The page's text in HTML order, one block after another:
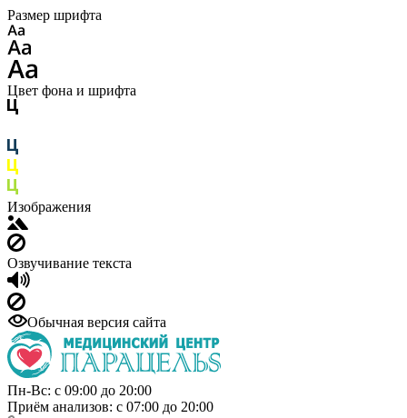
Размер шрифта
Цвет фона и шрифта
Изображения
Озвучивание текста
Обычная версия сайта
Пн-Вс: с 09:00 до 20:00
Приём анализов: с 07:00 до 20:00